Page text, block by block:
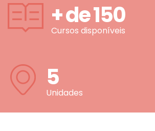
+ de150
Cursos disponíveis
5
Unidades